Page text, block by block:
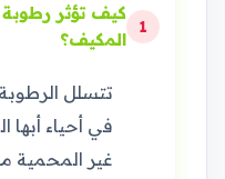
1
كيف تؤثر
المكيف؟
تتسلل
في أحياء أبها
غير المحمية